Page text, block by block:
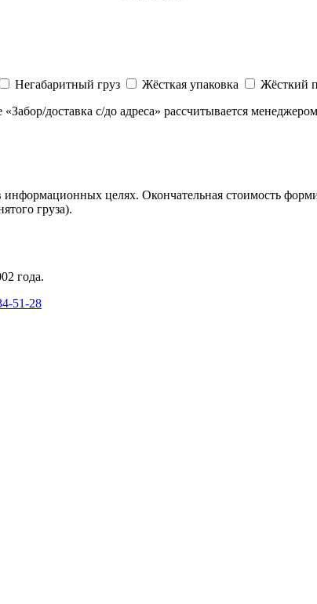
Негабаритный груз Жёсткая упаковка
Жёсткий
доставка с/до адреса» рассчитывается
информационных целях. Окончательная стоимость
груза).
года.
51-28